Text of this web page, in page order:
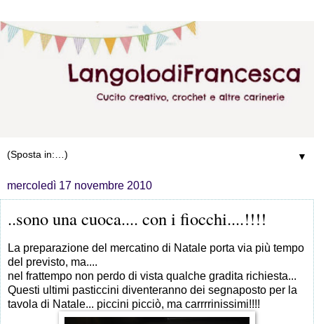
▼
mercoledì 17 novembre 2010
..sono una cuoca.... con i fiocchi....!!!!
La preparazione del mercatino di Natale porta via più tempo
del previsto, ma....
nel frattempo non perdo di vista qualche gradita richiesta...
Questi ultimi pasticcini diventeranno dei segnaposto per la
tavola di Natale... piccini picciò, ma carrrrinissimi!!!!